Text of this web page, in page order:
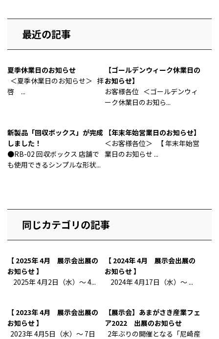
最近の記事
夏季休業日のお知らせ
＜夏季休業日のお知らせ＞ 拝
啓 ...
【ゴールデンウィーク休業日の
お知らせ】
お客様各位 ＜ゴールデンウィ
ーク休業日のお知ら...
新製品「回収ボックス」が完成
しました！
●RB-02 回収ボックス 店舗で
も使用できるシンプルな形状...
【年末年始営業日のお知らせ】
＜お客様各位＞ 【 年末年始営
業日のお知らせ ...
同じカテゴリの記事
【 2025年 4月 展示会出展の
お知らせ 】
2025年 4月2日（水）～ 4...
【 2024年 4月 展示会出展の
お知らせ 】
2024年 4月17日（水）～ ...
【 2023年 4月 展示会出展の
お知らせ 】
2023年 4月5日（水）～ 7日
【展示会】あまがさき産業フェ
ア2022 出展のお知らせ
2年ぶりの開催となる「尼崎産